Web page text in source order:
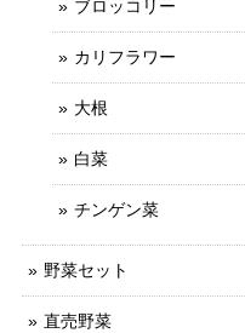
ブロッコリー
カリフラワー
大根
白菜
チンゲン菜
野菜セット
直売野菜